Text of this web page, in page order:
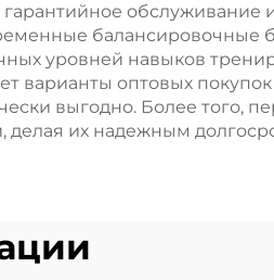
обслуживание
балансировочные
уровней навыков
варианты оптовых
выгодно. Более того,
делая их надежным